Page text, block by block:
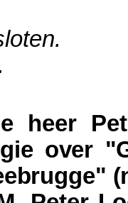
heer
over